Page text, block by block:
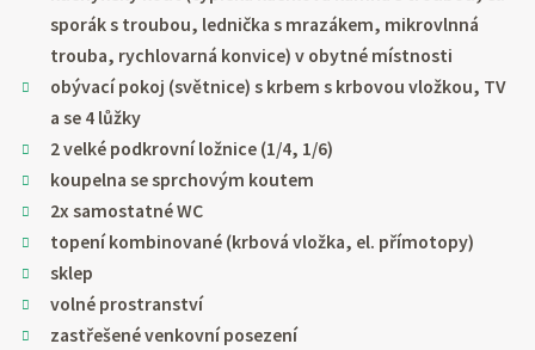
sporák s troubou, lednička s mrazákem, mikrovlnná
trouba, rychlovarná konvice) v obytné místnosti
obývací pokoj (světnice) s krbem s krbovou vložkou, TV
a se 4 lůžky
2 velké podkrovní ložnice (1/4, 1/6)
koupelna se sprchovým koutem
2x samostatné WC
topení kombinované (krbová vložka, el. přímotopy)
sklep
volné prostranství
zastřešené venkovní posezení